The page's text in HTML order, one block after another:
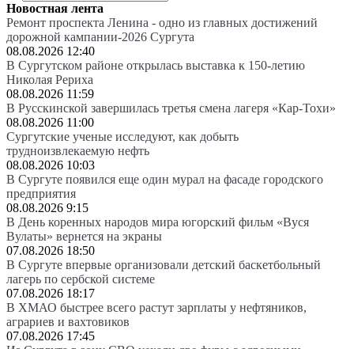
Новостная лента
Ремонт проспекта Ленина - одно из главных достижений
дорожной кампании-2026 Сургута
08.08.2026 12:40
В Сургутском районе открылась выставка к 150-летию
Николая Рериха
08.08.2026 11:59
В Русскинской завершилась третья смена лагеря «Кар-Тохи»
08.08.2026 11:00
Сургутские ученые исследуют, как добыть
трудноизвлекаемую нефть
08.08.2026 10:03
В Сургуте появился еще один мурал на фасаде городского
предприятия
08.08.2026 9:15
В День коренных народов мира югорский фильм «Вуся
Вулаты» вернется на экраны
07.08.2026 18:50
В Сургуте впервые организовали детский баскетбольный
лагерь по сербской системе
07.08.2026 18:17
В ХМАО быстрее всего растут зарплаты у нефтяников,
аграриев и вахтовиков
07.08.2026 17:45